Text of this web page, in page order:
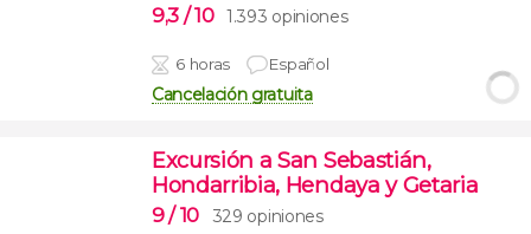
9,3 / 10 1.393 opiniones
6 horas Español
Cancelación gratuita
Excursión a San Sebastián,
Hondarribia, Hendaya y Getaria
9/ 10 329 opiniones